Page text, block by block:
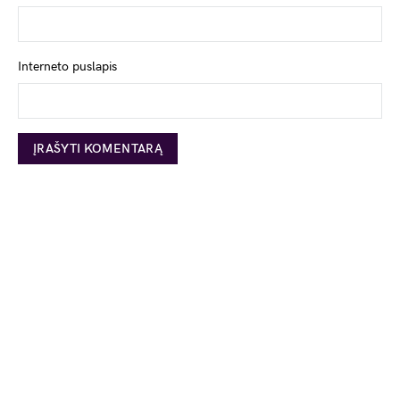
Interneto puslapis